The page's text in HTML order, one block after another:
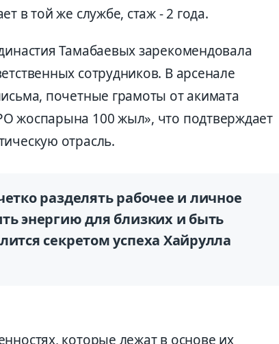
в той же службе, стаж - 2 года.
Тамабаевых зарекомендовала
сотрудников. В арсенале
почетные грамоты от акимата
жоспарына 100 жыл», что подтверждает
отрасль.
разделять рабочее и личное
энергию для близких и быть
секретом успеха Хайрулла
которые лежат в основе их